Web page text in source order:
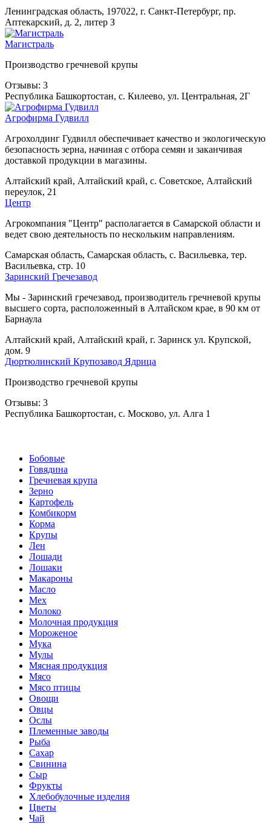
Ленинградская область, 197022, г. Санкт-Петербург, пр.
Аптекарский, д. 2, литер З
Магистраль
Производство гречневой крупы
Отзывы: 3
Республика Башкортостан, с. Килеево, ул. Центральная, 2Г
Агрофирма Гудвилл
Агрохолдинг Гудвилл обеспечивает качество и экологическую
безопасность зерна, начиная с отбора семян и заканчивая
доставкой продукции в магазины.
Алтайский край, Алтайский край, с. Советское, Алтайский
переулок, 21
Центр
Агрокомпания "Центр" располагается в Самарской области и
ведет свою деятельность по нескольким направлениям.
Самарская область, Самарская область, с. Васильевка, тер.
Васильевка, стр. 10
Заринский Гречезавод
Мы - Заринский гречезавод, производитель гречневой крупы
высшего сорта, расположенный в Алтайском крае, в 90 км от
Барнаула
Алтайский край, Алтайский край, г. Заринск ул. Крупской,
дом. 9
Дюртюлинский Крупозавод Ядрица
Производство гречневой крупы
Отзывы: 3
Республика Башкортостан, с. Москово, ул. Алга 1
Бобовые
Говядина
Гречневая крупа
Зерно
Картофель
Комбикорм
Корма
Крупы
Лен
Лошади
Лошаки
Макароны
Масло
Мех
Молоко
Молочная продукция
Мороженое
Мука
Мулы
Мясная продукция
Мясо
Мясо птицы
Овощи
Овцы
Ослы
Племенные заводы
Рыба
Сахар
Свинина
Сыр
Фрукты
Хлебобулочные изделия
Цветы
Чай